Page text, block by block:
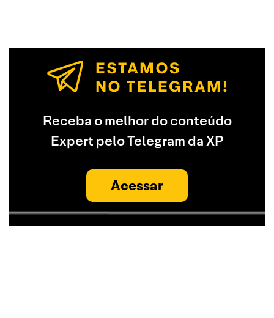
Receba o melhor do conteúdo
Expert pelo Telegram da XP
Acessar